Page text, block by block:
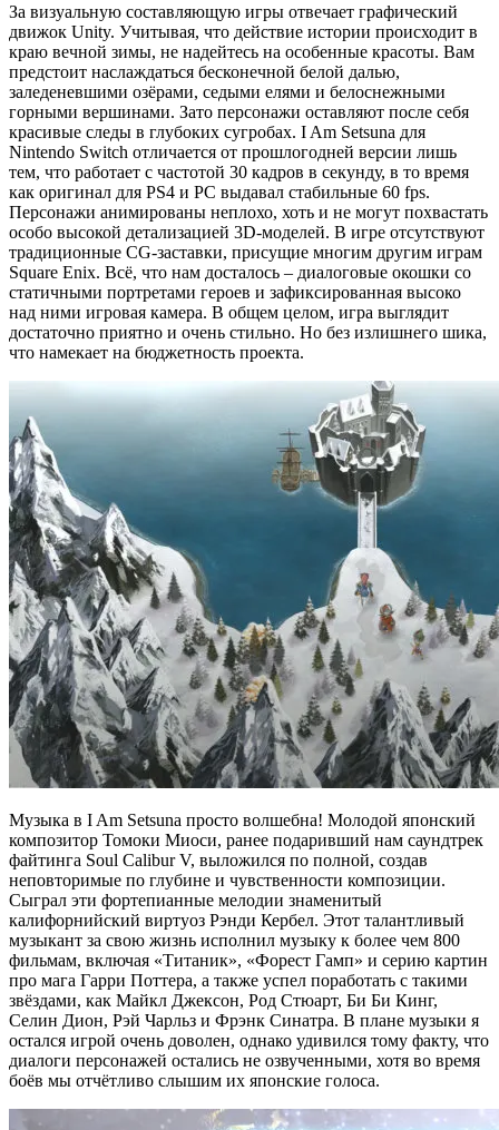
За визуальную составляющую игры отвечает графический
движок Unity. Учитывая, что действие истории происходит в
краю вечной зимы, не надейтесь на особенные красоты. Вам
предстоит наслаждаться бесконечной белой далью,
заледеневшими озёрами, седыми елями и белоснежными
горными вершинами. Зато персонажи оставляют после себя
красивые следы в глубоких сугробах. I Am Setsuna для
Nintendo Switch отличается от прошлогодней версии лишь
тем, что работает с частотой 30 кадров в секунду, в то время
как оригинал для PS4 и PC выдавал стабильные 60 fps.
Персонажи анимированы неплохо, хоть и не могут похвастать
особо высокой детализацией 3D-моделей. В игре отсутствуют
традиционные CG-заставки, присущие многим другим играм
Square Enix. Всё, что нам досталось – диалоговые окошки со
статичными портретами героев и зафиксированная высоко
над ними игровая камера. В общем целом, игра выглядит
достаточно приятно и очень стильно. Но без излишнего шика,
что намекает на бюджетность проекта.
Музыка в I Am Setsuna просто волшебна! Молодой японский
композитор Томоки Миоси, ранее подаривший нам саундтрек
файтинга Soul Calibur V, выложился по полной, создав
неповторимые по глубине и чувственности композиции.
Сыграл эти фортепианные мелодии знаменитый
калифорнийский виртуоз Рэнди Кербел. Этот талантливый
музыкант за свою жизнь исполнил музыку к более чем 800
фильмам, включая «Титаник», «Форест Гамп» и серию картин
про мага Гарри Поттера, а также успел поработать с такими
звёздами, как Майкл Джексон, Род Стюарт, Би Би Кинг,
Селин Дион, Рэй Чарльз и Фрэнк Синатра. В плане музыки я
остался игрой очень доволен, однако удивился тому факту, что
диалоги персонажей остались не озвученными, хотя во время
боёв мы отчётливо слышим их японские голоса.